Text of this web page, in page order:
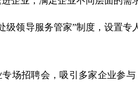
级领导服务管家”制度，设置专
场招聘会，吸引多家企业参与